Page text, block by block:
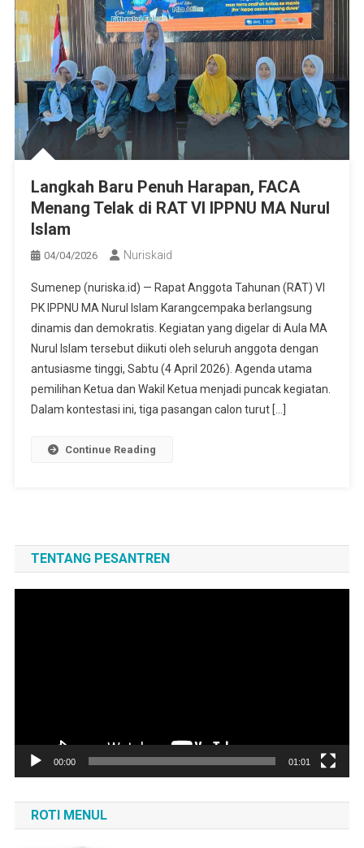
Langkah Baru Penuh Harapan, FACA
Menang Telak di RAT VI IPPNU MA Nurul
Islam
04/04/2026 Nuriskaid
Sumenep (nuriska.id) — Rapat Anggota Tahunan (RAT) VI
PK IPPNU MA Nurul Islam Karangcempaka berlangsung
dinamis dan demokratis. Kegiatan yang digelar di Aula MA
Nurul Islam tersebut diikuti oleh seluruh anggota dengan
antusiasme tinggi, Sabtu (4 April 2026). Agenda utama
pemilihan Ketua dan Wakil Ketua menjadi puncak kegiatan.
Dalam kontestasi ini, tiga pasangan calon turut […]
Continue Reading
TENTANG PESANTREN
00:00 01:01
ROTI MENUL